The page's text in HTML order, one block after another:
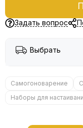
Задать вопрос
Выбрать
Самогоноварение
Наборы для